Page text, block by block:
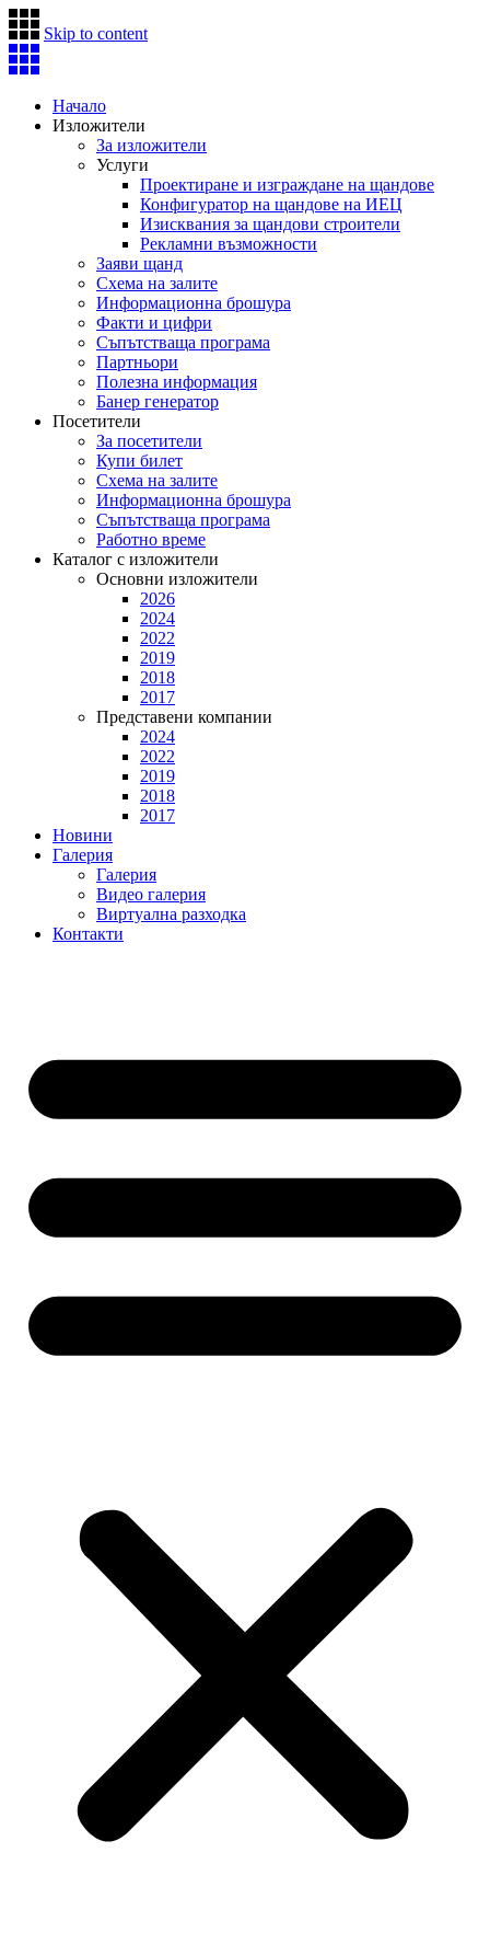
Skip to content
Начало
Изложители
За изложители
Услуги
Проектиране и изграждане на щандове
Конфигуратор на щандове на ИЕЦ
Изисквания за щандови строители
Рекламни възможности
Заяви щанд
Схема на залите
Информационна брошура
Факти и цифри
Съпътстваща програма
Партньори
Полезна информация
Банер генератор
Посетители
За посетители
Купи билет
Схема на залите
Информационна брошура
Съпътстваща програма
Работно време
Каталог с изложители
Основни изложители
2026
2024
2022
2019
2018
2017
Представени компании
2024
2022
2019
2018
2017
Новини
Галерия
Галерия
Видео галерия
Виртуална разходка
Контакти